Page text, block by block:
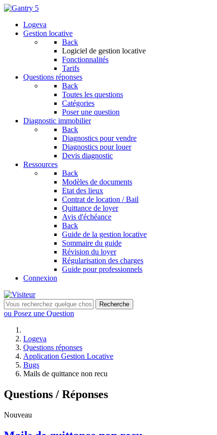
Logeva
Gestion locative
Back
Logiciel de gestion locative
Fonctionnalités
Tarifs
Questions réponses
Back
Toutes les questions
Catégories
Poser une question
Diagnostic immobilier
Back
Diagnostics pour vendre
Diagnostics pour louer
Devis diagnostic
Ressources
Back
Modèles de documents
Etat des lieux
Contrat de location / Bail
Quittance de loyer
Avis d'échéance
Back
Guide de la gestion locative
Sommaire du guide
Révision du loyer
Régularisation des charges
Guide pour professionnels
Connexion
Recherche
ou Posez une Question
Logeva
Questions réponses
Application Gestion Locative
Bugs
Mails de quittance non recu
Questions / Réponses
Nouveau